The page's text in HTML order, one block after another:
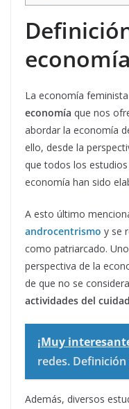
La economía feminista
economía que nos
abordar la economía
ello, desde la
que todos los
economía han sido
A esto último
androcentrismo y se
como patriarcado.
perspectiva de la
de que no se
actividades del
¡Muy
redes.
Además, diversos